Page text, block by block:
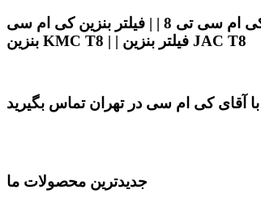
فیلتر بنزین کی ام سی تی 8 | | قیمت فیلتر بنزین کی ام سی تی 8 | | صافی بنزین کی ام سی تی 8 | | فیلتر بنزین جک کی ام سی تی 8 | | فیلتر بنزین کی ام سی t8 | | فیلتر
بنزین KMC T8 | | فیلتر بنزین JAC T8
جدیدترین محصولات ما